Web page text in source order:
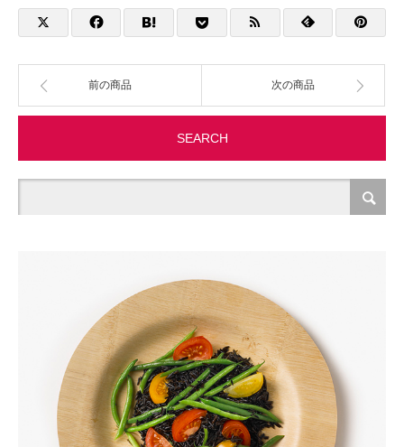
前の商品 次の商品
SEARCH
物流・運送
事務